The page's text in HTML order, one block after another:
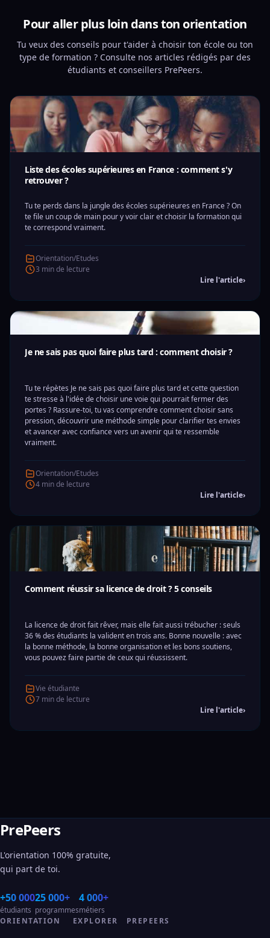
Pour aller plus loin dans ton orientation
Tu veux des conseils pour t'aider à choisir ton école ou ton
type de formation ? Consulte nos articles rédigés par des
étudiants et conseillers PrePeers.
Liste des écoles supérieures en France : comment s'y
retrouver ?
Tu te perds dans la jungle des écoles supérieures en France ? On
te file un coup de main pour y voir clair et choisir la formation qui
te correspond vraiment.
Orientation/Etudes
3 min de lecture
Lire l'article›
Je ne sais pas quoi faire plus tard : comment choisir ?
Tu te répètes Je ne sais pas quoi faire plus tard et cette question
te stresse à l'idée de choisir une voie qui pourrait fermer des
portes ? Rassure-toi, tu vas comprendre comment choisir sans
pression, découvrir une méthode simple pour clarifier tes envies
et avancer avec confiance vers un avenir qui te ressemble
vraiment.
Orientation/Etudes
4 min de lecture
Lire l'article›
Comment réussir sa licence de droit ? 5 conseils
La licence de droit fait rêver, mais elle fait aussi trébucher : seuls
36 % des étudiants la valident en trois ans. Bonne nouvelle : avec
la bonne méthode, la bonne organisation et les bons soutiens,
vous pouvez faire partie de ceux qui réussissent.
Vie étudiante
7 min de lecture
Lire l'article›
PrePeers
L'orientation 100% gratuite,
qui part de toi.
+50 000
étudiants
25 000+
programmes
4 000+
métiers
ORIENTATION
EXPLORER PREPEERS